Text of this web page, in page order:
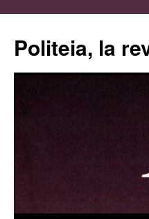
contenu
Politeia, la